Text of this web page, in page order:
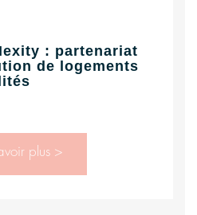
: partenariat
de logements
plus >